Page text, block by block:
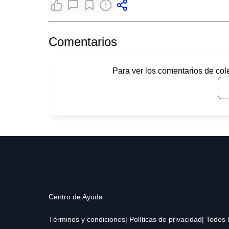
Comentarios
Para ver los comentarios de
Centro de Ayuda
Términos y condiciones| Políticas de privacidad| Todos